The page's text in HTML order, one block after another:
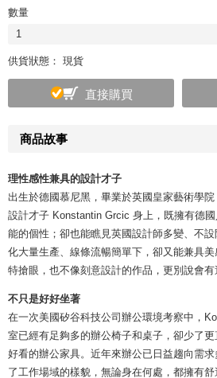
商品故事
理性感性兼具的設計才子
出生於德國慕尼黑，畢業於英國皇家藝術學
設計才子 Konstantin Grcic 身上，既擁有德
能的個性；卻也能瞧見英國設計師多變、不
化大量生產、線條流暢簡單下，卻又能兼具
特搶眼，也不像刻意設計的作品，更別說會有
不只是好好坐著
在一次美國矽谷科技公司辦公環境考察中，
室已經有足夠多的辦公椅子和桌子，卻少了
好看的辦公家具。近年來辦公已日益趨向需
了工作場域的樣貌，無論身在何處，都擁有
數量
1
供貨狀態： 現貨
直接購買